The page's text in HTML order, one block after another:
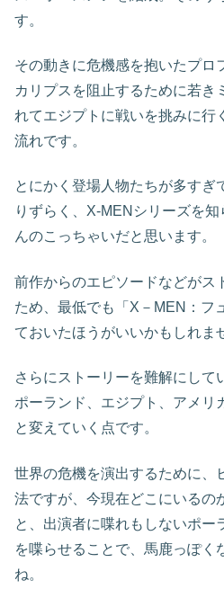
す。
その動きに危機感を抱いたプロ
カリプスを阻止するために若き
れてエジプトに戦いを挑みに行
流れです。
とにかく登場人物たちが多すぎ
りずらく、X-MENシリーズを
んのこっちゃいだと思います。
前作からのエピソードなどがス
ため、最低でも「X－MEN：フ
ておいたほうがいいかもしれま
さらにストーリーを難解にして
ポーランド、エジプト、アメリ
と変えていく点です。
世界の危機を演出するために、
法ですが、今現在どこにいるの
と、出演者に喋れもしないポー
を喋らせることで、馬鹿っぽく
ね。